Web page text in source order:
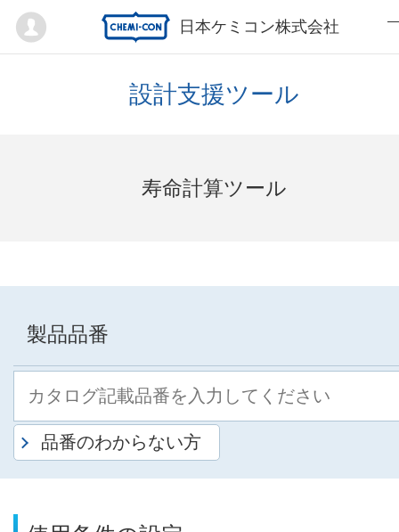
日本ケミコン株式会社
Mypage
設計支援ツール
寿命計算ツール
製品品番
品番のわからない方